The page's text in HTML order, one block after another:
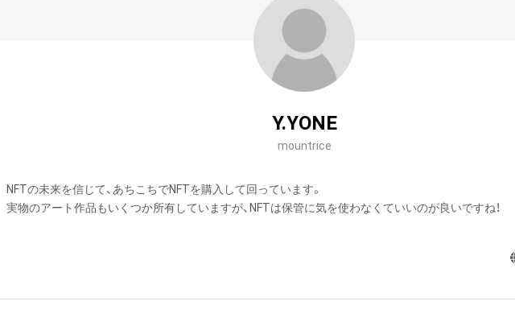
Y.YONE
mountrice
NFTの未来を信じて、あちこちでNFTを購入して回っています。
実物のアート作品もいくつか所有していますが、NFTは保管に気を使わなくていいのが良いですね！